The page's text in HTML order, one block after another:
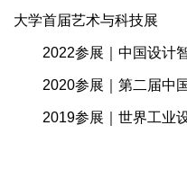
大学首届艺术与科技展
2022参展｜中国设计智
2020参展｜第二届中国
2019参展｜世界工业设